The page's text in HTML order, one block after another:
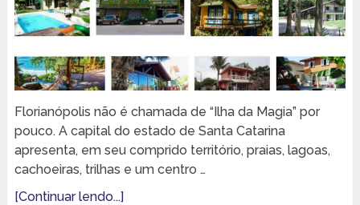
Florianópolis não é chamada de “Ilha da Magia” por
pouco. A capital do estado de Santa Catarina
apresenta, em seu comprido território, praias, lagoas,
cachoeiras, trilhas e um centro …
[Continuar lendo...]